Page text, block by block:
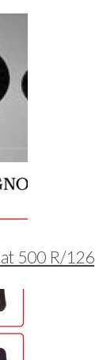
500 R/126